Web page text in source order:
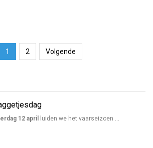
1 2 Volgende
12 april luiden we het vaarseizoen …